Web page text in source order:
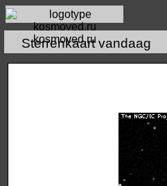
kosmoved.ru
Sterrenkaart vandaag